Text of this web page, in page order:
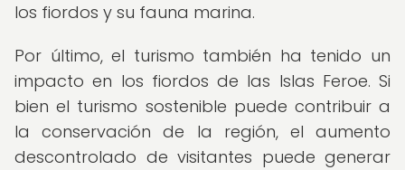
los fiordos y su fauna marina.
Por último, el turismo también ha tenido un
impacto en los fiordos de las Islas Feroe. Si
bien el turismo sostenible puede contribuir a
la conservación de la región, el aumento
descontrolado de visitantes puede generar